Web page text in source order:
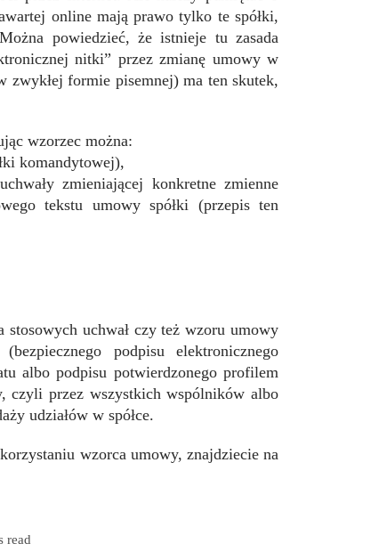
online mają prawo tylko te spółki,
powiedzieć, że istnieje tu zasada
nitki” przez zmianę umowy w
formie pisemnej) ma ten skutek,
wzorzec można:
komandytowej),
zmieniającej konkretne zmienne
tekstu umowy spółki (przepis ten
uchwał czy też wzoru umowy
podpisu elektronicznego
albo podpisu potwierdzonego profilem
czyli przez wszystkich wspólników albo
udziałów w spółce.
wzorca umowy, znajdziecie na
read